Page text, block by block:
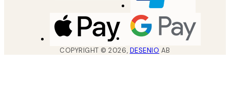
COPYRIGHT ©2026, DESENIO AB